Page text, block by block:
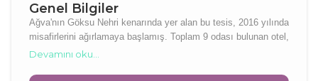
Genel Bilgiler
Ağva'nın Göksu Nehri kenarında yer alan bu tesis, 2016 yılında
misafirlerini ağırlamaya başlamış. Toplam 9 odası bulunan otel,
ana bina ve bungalow daire seçenekleri ile misafirlere nehir
Devamını oku...